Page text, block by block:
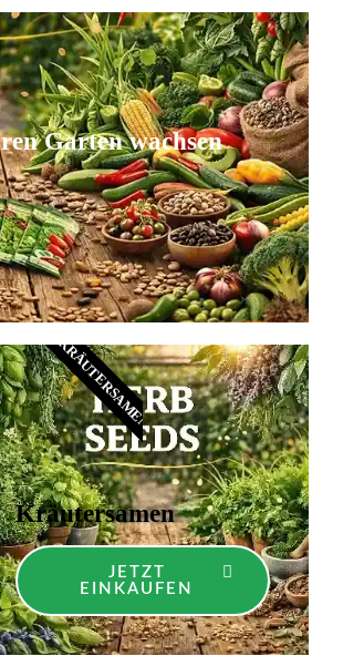
Garten wachsen
Kräutersamen
JETZT
EINKAUFEN
KRÄUTERSAMEN​